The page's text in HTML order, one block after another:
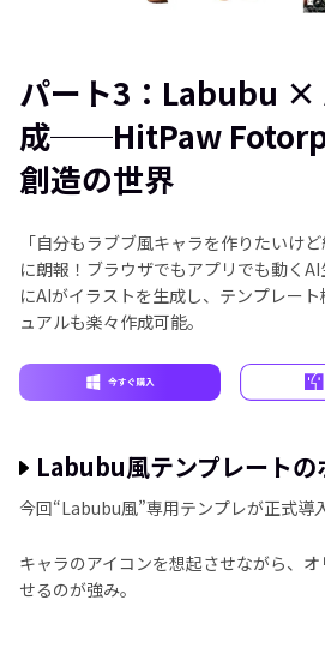
パート3：Labubu ×
成──HitPaw
創造の世界
「自分もラブブ風キャラを作りたいけ
に朗報！ブラウザでもアプリでも動く
にAIがイラストを生成し、テンプレー
ュアルも楽々作成可能。
Labubu風テンプレートの
今回“Labubu風”専用テンプレが正式導
キャラのアイコンを想起させながら、
せるのが強み。